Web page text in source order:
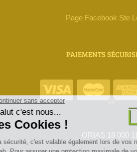
Page Facebook Ste
PAIEMENTS
ORIAS 18 000